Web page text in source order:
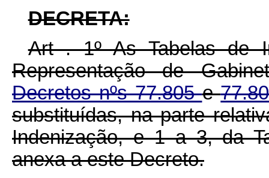
DECRETA:
Art . 1º As Tabelas de
Representação de
Decretos nºs 77.805e
substituídas, na parte
Indenização, e 1 a 3, da
anexa a este Decreto.